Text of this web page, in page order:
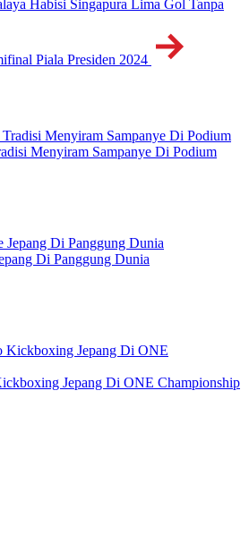
Habisi Singapura Lima Gol Tanpa
Piala Presiden 2024
Menyiram Sampanye Di Podium
Di Panggung Dunia
Jepang Di ONE Championship